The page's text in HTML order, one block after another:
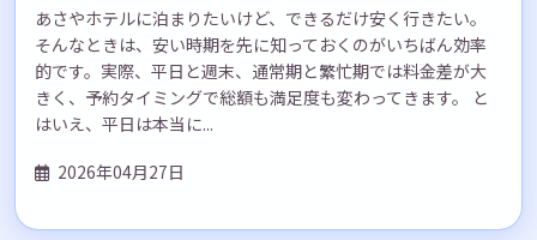
あさやホテルに泊まりたいけど、できるだけ安く行きたい。
そんなときは、安い時期を先に知っておくのがいちばん効率
的です。実際、平日と週末、通常期と繁忙期では料金差が大
きく、予約タイミングで総額も満足度も変わってきます。 と
はいえ、平日は本当に...
2026年04月27日